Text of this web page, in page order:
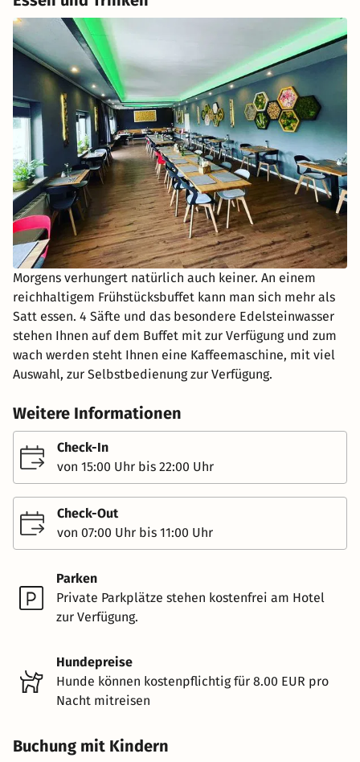
Morgens verhungert natürlich auch keiner. An einem
reichhaltigem Frühstücksbuffet kann man sich mehr als
Satt essen. 4 Säfte und das besondere Edelsteinwasser
stehen Ihnen auf dem Buffet mit zur Verfügung und zum
wach werden steht Ihnen eine Kaffeemaschine, mit viel
Auswahl, zur Selbstbedienung zur Verfügung.
Weitere Informationen
Check-In
von 15:00 Uhr bis 22:00 Uhr
Check-Out
von 07:00 Uhr bis 11:00 Uhr
Parken
Private Parkplätze stehen kostenfrei am Hotel
zur Verfügung.
Hundepreise
Hunde können kostenpflichtig für 8.00 EUR pro
Nacht mitreisen
Buchung mit Kindern